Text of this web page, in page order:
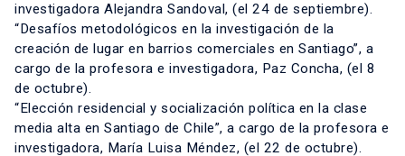
investigadora Alejandra Sandoval, (el 24 de septiembre).
“Desafíos metodológicos en la investigación de la
creación de lugar en barrios comerciales en Santiago”, a
cargo de la profesora e investigadora, Paz Concha, (el 8
de octubre).
“Elección residencial y socialización política en la clase
media alta en Santiago de Chile”, a cargo de la profesora e
investigadora, María Luisa Méndez, (el 22 de octubre).